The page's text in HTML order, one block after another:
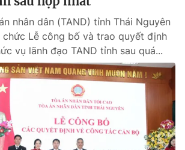
tương lai
nhân dân (TAND) tỉnh Thái Nguyên
Lễ công bố và trao quyết định
vụ lãnh đạo TAND tỉnh sau quá...